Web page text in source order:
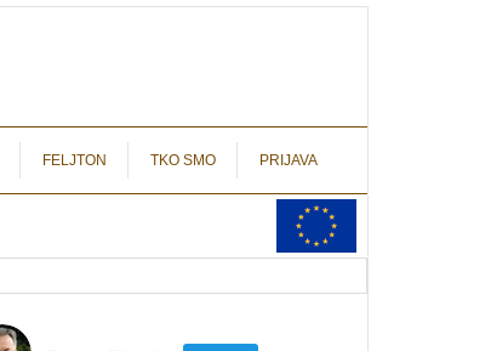
FELJTON TKO SMO PRIJAVA